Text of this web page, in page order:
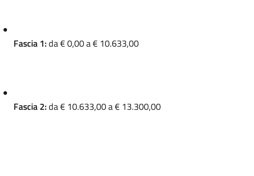
Fascia 1:da € 0,00 a € 10.633,00
Fascia 2:da € 10.633,00 a € 13.300,00